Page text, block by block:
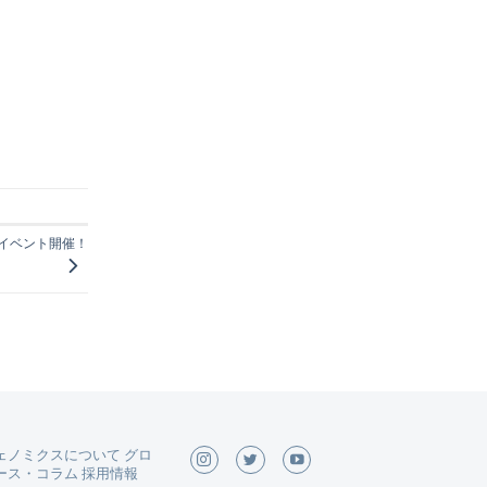
ベント開催！
ノミクスについて グロ
ス ・ コラム 採用情報